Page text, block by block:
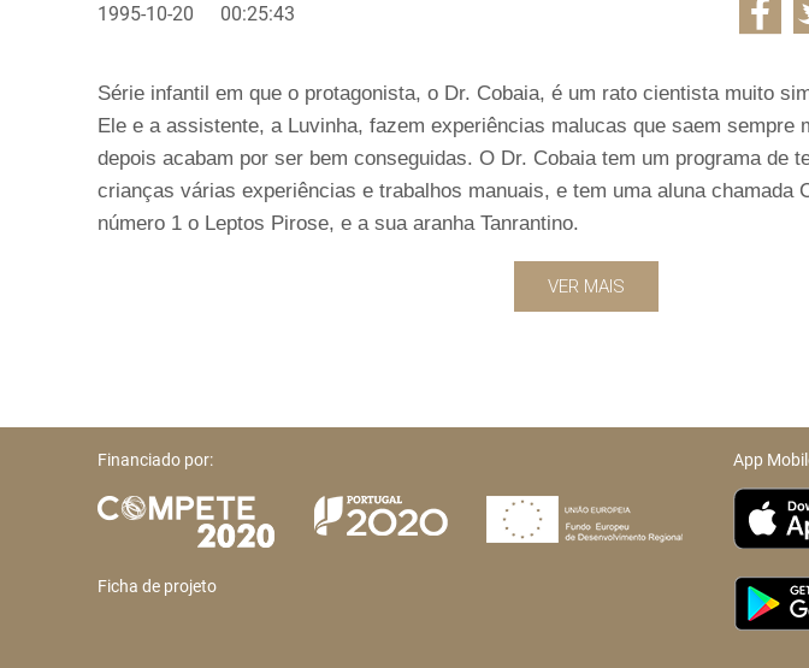
1995-10-20 00:25:43
Série infantil em que o protagonista, o Dr. Cobaia, é um rato cientista muito
Ele e a assistente, a Luvinha, fazem experiências malucas que saem sempre
depois acabam por ser bem conseguidas. O Dr. Cobaia tem um programa de
crianças várias experiências e trabalhos manuais, e tem uma aluna chamada
número 1 o Leptos Pirose, e a sua aranha Tanrantino.
VER MAIS
Financiado por:
Ficha de projeto
App